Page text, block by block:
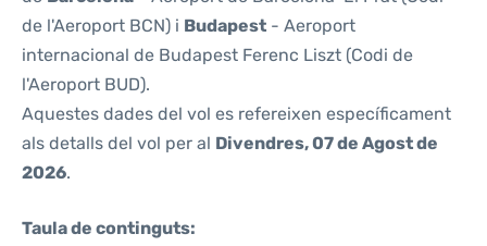
de l'Aeroport BCN) i Budapest - Aeroport
internacional de Budapest Ferenc Liszt (Codi de
l'Aeroport BUD).
Aquestes dades del vol es refereixen específicament
als detalls del vol per al Divendres, 07 de Agost de
2026.
Taula de continguts: